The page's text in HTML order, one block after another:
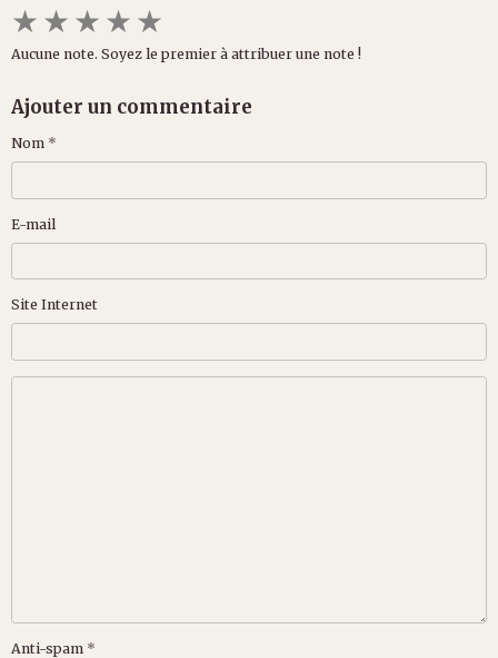
★★★★★
Aucune note. Soyez le premier à attribuer une note !
Ajouter un commentaire
Nom
E-mail
Site Internet
Anti-spam